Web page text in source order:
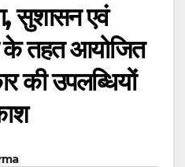
सुशासन एवं
के तहत आयोजित
की उपलब्धियों